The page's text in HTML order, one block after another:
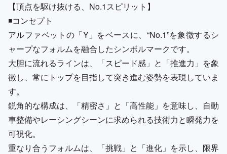
【頂点を駆け抜ける、No.1スピリット】
◾️コンセプト
アルファベットの「Y」をベースに、“No.1”を象徴するシ
ャープなフォルムを融合したシンボルマークです。
大胆に流れるラインは、「スピード感」と「推進力」を象
徴し、常にトップを目指して突き進む姿勢を表現していま
す。
鋭角的な構成は、「精密さ」と「高性能」を意味し、自動
車整備やレーシングシーンに求められる技術力と瞬発力を
可視化。
重なり合うフォルムは、「挑戦」と「進化」を示し、限界